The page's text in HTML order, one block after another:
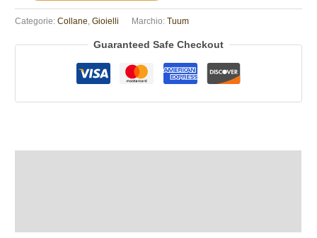
Categorie:Collane,Gioielli Marchio:Tuum
Guaranteed Safe Checkout